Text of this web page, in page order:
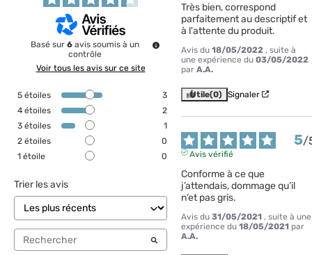
Basé sur6 avis soumis à un
contrôle
Voir tous les avis sur ce site
5 étoiles
3
4 étoiles
2
3 étoiles
1
2 étoiles
0
1 étoile 0
Trier les avis
Très bien, correspond
parfaitement au descriptif et
à l'attente du produit.
Avis du 18/05/2022 , suite à
une expérience du 03/05/2022
par A.A.
Utile(0) Signaler
5/
Avis vérifié
Conforme à ce que
j’attendais, dommage qu’il
n’et pas gris.
Avis du 31/05/2021 , suite à une
expérience du 18/05/2021 par
A.A.